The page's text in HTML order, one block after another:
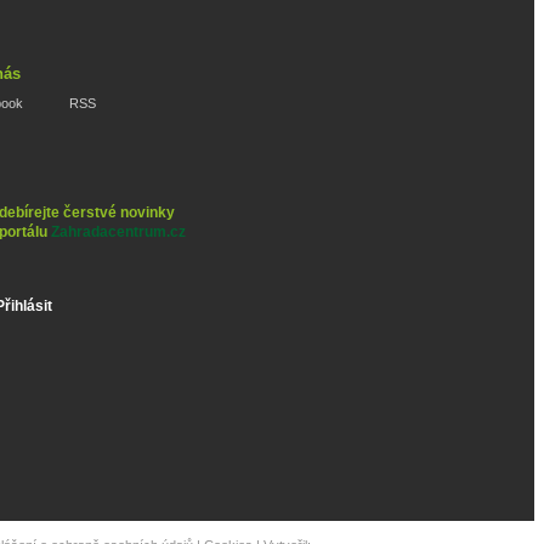
RSS
čerstvé novinky
Zahradacentrum.cz